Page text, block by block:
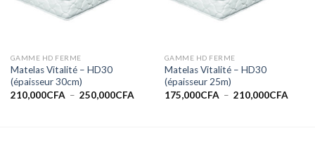
GAMME HD FERME
Matelas Vitalité – HD30
(épaisseur 30cm)
210,000CFA – 250,000CFAPlage
GAMME HD FERME
Matelas Vitalité – HD30
(épaisseur 25m)
175,000CFA – 210,000CFAPlage